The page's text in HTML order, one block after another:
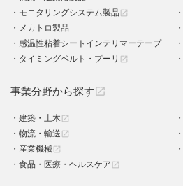
モニタリングシステム製品 open_in_new
メカトロ製品
感温性粘着シートインテリマーテープ
タイミングベルト・プーリ open_in_new
事業分野から探す open_in_new
建築・土木open_in_new
物流・輸送 open_in_new
産業機械open_in_new
食品・医療・ヘルスケア open_in_new